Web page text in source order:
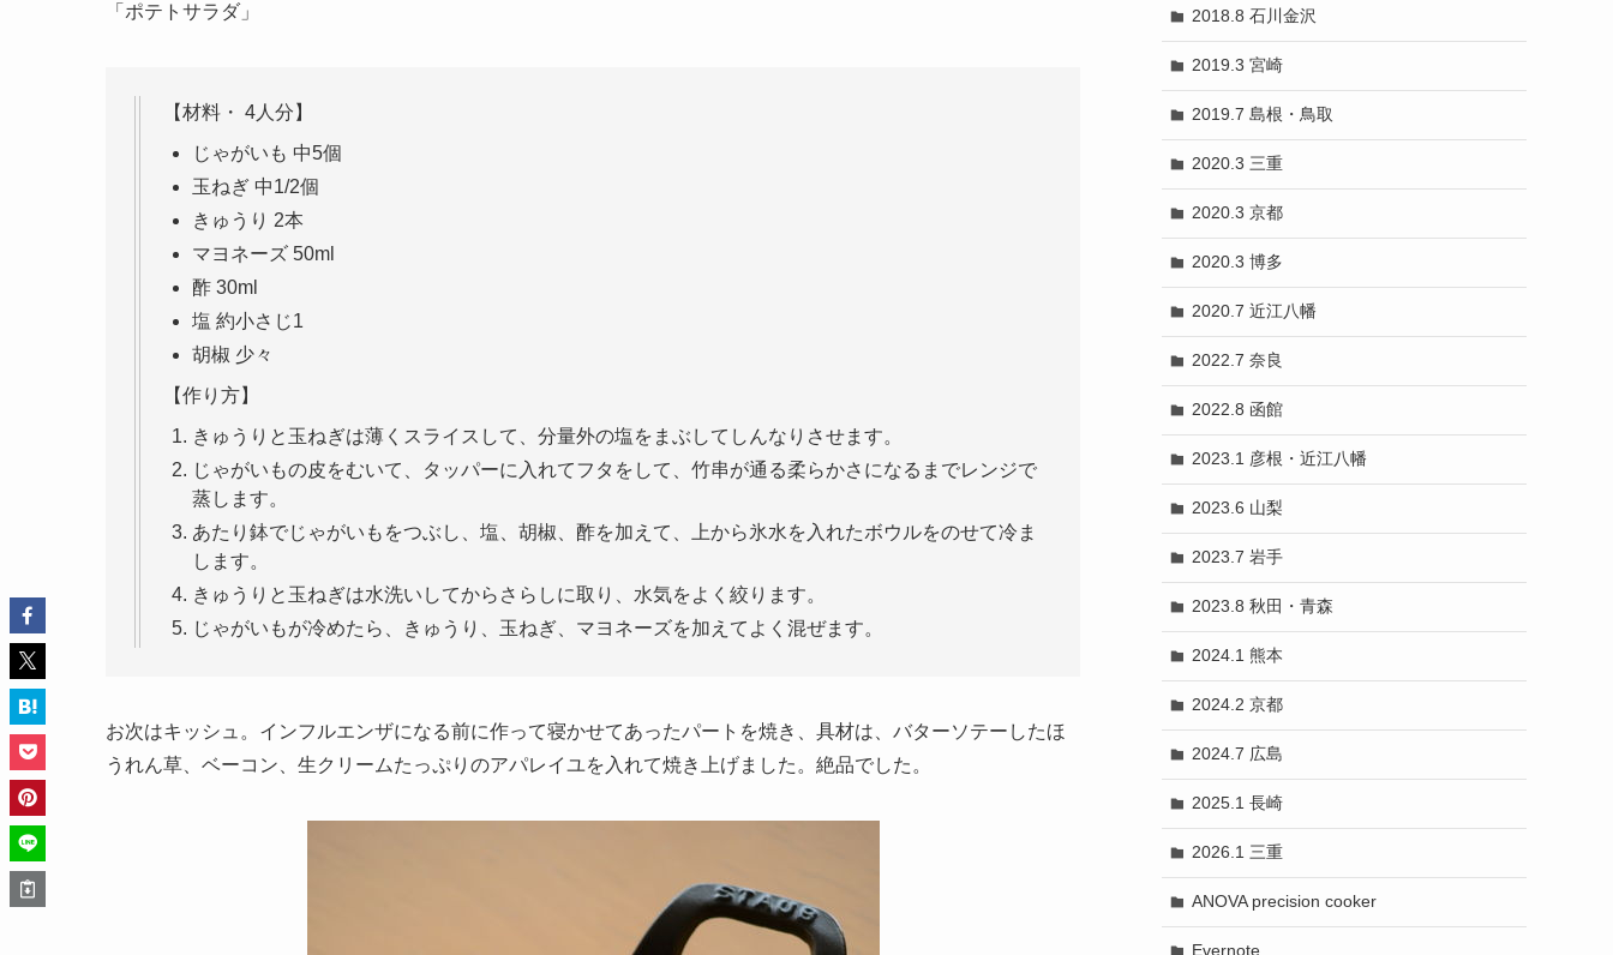
「ポテトサラダ」
【材料・ 4人分】
じゃがいも 中5個
玉ねぎ 中1/2個
きゅうり 2本
マヨネーズ 50ml
酢 30ml
塩 約小さじ1
胡椒 少々
【作り方】
きゅうりと玉ねぎは薄くスライスして、分量外の塩をまぶしてしんなりさせます。
じゃがいもの皮をむいて、タッパーに入れてフタをして、竹串が通る柔らかさになるまでレンジで
蒸します。
あたり鉢でじゃがいもをつぶし、塩、胡椒、酢を加えて、上から氷水を入れたボウルをのせて冷ま
します。
きゅうりと玉ねぎは水洗いしてからさらしに取り、水気をよく絞ります。
じゃがいもが冷めたら、きゅうり、玉ねぎ、マヨネーズを加えてよく混ぜます。
お次はキッシュ。インフルエンザになる前に作って寝かせてあったパートを焼き、具材は、バターソテーしたほ
うれん草、ベーコン、生クリームたっぷりのアパレイユを入れて焼き上げました。絶品でした。
2018.8 石川金沢
2019.3 宮崎
2019.7 島根・鳥取
2020.3 三重
2020.3 京都
2020.3 博多
2020.7 近江八幡
2022.7 奈良
2022.8 函館
2023.1 彦根・近江八幡
2023.6 山梨
2023.7 岩手
2023.8 秋田・青森
2024.1 熊本
2024.2 京都
2024.7 広島
2025.1 長崎
2026.1 三重
ANOVA precision cooker
Evernote